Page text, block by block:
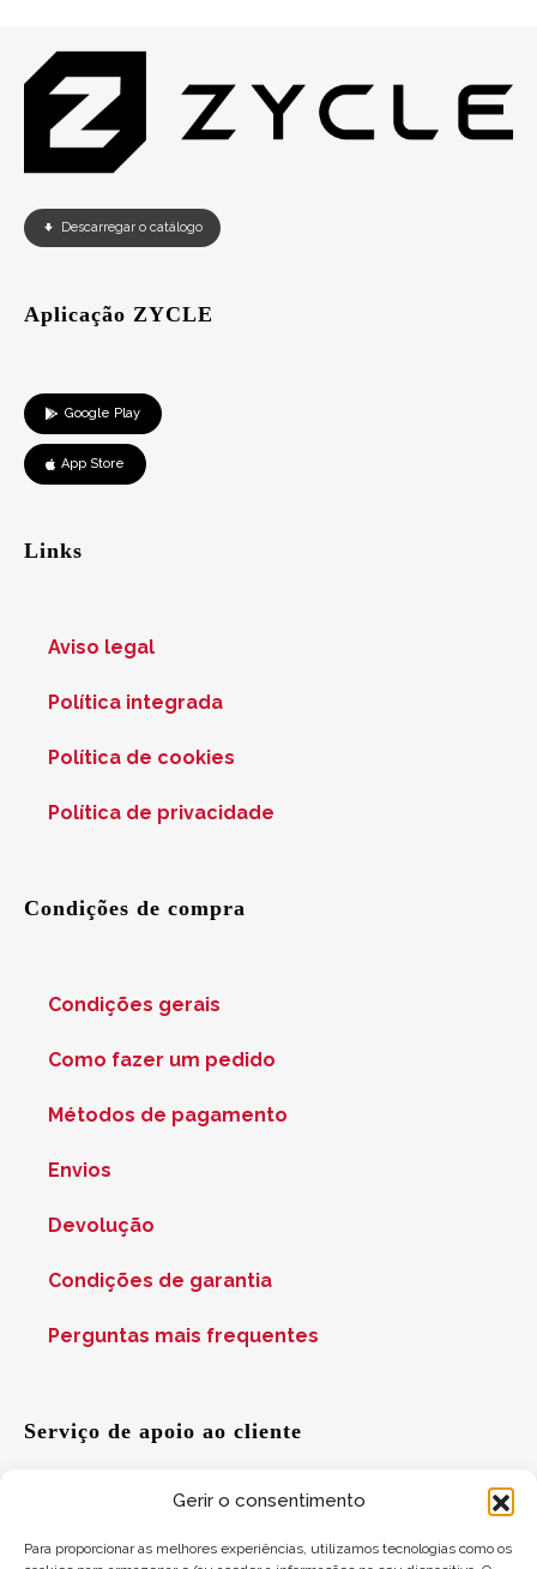
Gerir o consentimento
Para proporcionar as melhores experiências, utilizamos tecnologias como os
Descarregar o catálogo
Aplicação ZYCLE
Google Play
App Store
Links
Aviso legal
Política integrada
Política de cookies
Política de privacidade
Condições de compra
Condições gerais
Como fazer um pedido
Métodos de pagamento
Envios
Devolução
Condições de garantia
Perguntas mais frequentes
Serviço de apoio ao cliente